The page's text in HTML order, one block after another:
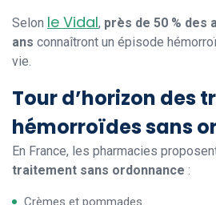
Selon le Vidal, près de 50 % des
ans connaîtront un épisode
vie.
Tour d’horizon des
hémorroïdes sans
En France, les pharmacies
traitement sans ordonnance :
Crèmes et pommades